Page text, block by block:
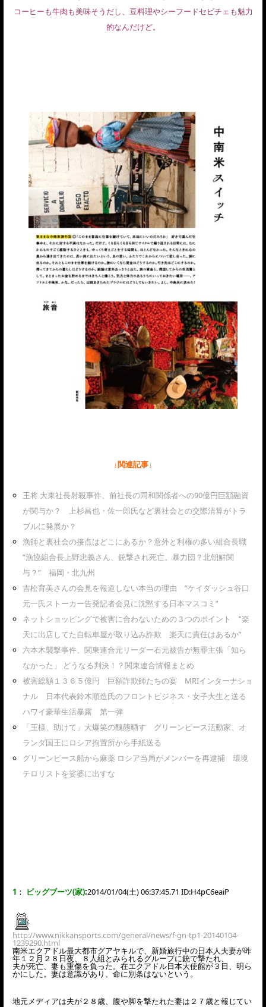
コーヒーも牛肉も美味そうだし、豆料理やシーフードセビチェも魅力
的なんだけど。
↓関連記事↓
王将 大東社長射殺事件、前社長の同和関係者への90億円巨額融資
が関与か？ 上杉昌也・佐一郎氏など裏社会との交際清算がトラ
ブルに発展か？
漁師と裏社会の接点はどこにあるか？意外と利権の多い組合長職
”漁協組合長上野忠義さん、銃撃され死亡。暴力団？北朝鮮関
与？” 福岡・北九州
吉松育美さんの会見を報道しない本当の理由 ”ケイダッシュ谷口
元一氏ストーカー告発記者会見に沈黙する日本マスコミ”
ネットショッピングで被害に合わないための３つのポイント ”楽
天に出店してた自転車屋が取り込み詐欺 楽天に責任はあるか”
六本木襲撃事件、関東連合元リーダー石元被告が無罪主張「知ら
なかった」 どうなる判決！？関東連合情報まとめ
被害総額１３６５億円 巨額詐欺師たちの宴 MRIインターナショ
ナル 日本代表鈴木順造氏のフロントビジネス・女子大生と送る
ハワイ豪華生活暴露 第一弾
「王様、助けて」大爆笑の醜態晒す グリーンピース活動家、オ
ランダ国王にロシア拘置所から手紙送る
グリーンピース船から麻薬 ロシア当局がメンバーを再逮捕 環境
テロリストを娑婆に出すな
1 ： ビッグブーツ(家):2014/01/04(土) 06:37:45.71 ID:H4pC6eaiP
http://www.nikkansports.com/general/news/f-gn-tp1-20140104-
1239290.html
南米エクアドル最大都市グアヤキルで、新婚旅行中の日本人夫妻が昨
年１２月２８日夜、８人組とみられるグループに銃で撃たれ、
夫が死亡、妻も重傷を負った。在エクアドル日本大使館が３日、明ら
かにした。妻は意識があり、命に別条はないという。
地元メディアは夫が２８歳、腹や脚を撃たれた妻は２７歳と報じてい